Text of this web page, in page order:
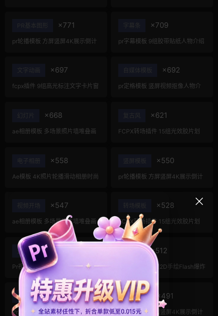
PR基本图形 ×771
pr轮播模板 方屏竖屏4K展示倒计
字幕条 ×709
pr字幕模板 9组胶带贴纸人物介绍
文字动画 ×697
fcpx插件 9组高光标注文字卡片窗
自媒体模板 ×692
pr定格模板 竖屏视频抠像人物介
幻灯片 ×668
ae相册模板 多场景照片墙堆叠画
复古风 ×621
FCPX转场插件 15组光效胶片划
电子相册 ×558
Ae模板 4K照片轮播滑动相册时尚
竖屏模板 ×550
pr轮播模板 方屏竖屏4K展示倒计
视频开场 ×547
ae相册模板 多场景照片墙堆叠画
廊幻灯片宣传视频
转场模板 ×528
FCPX转场插件 15组光效胶片划
痕复古视频过渡
企业宣传模板
Pr视频模板 10款3D空间多屏切换
开场相册视频展示照片墙pr模板
×512
FCPX插件 58组2D手绘Flash爆炸
pr logo模板 ×504
Pr片头模板 10张照片快闪LOGO
动态海报 ×491
pr轮播模板 方屏竖屏4K展示倒计